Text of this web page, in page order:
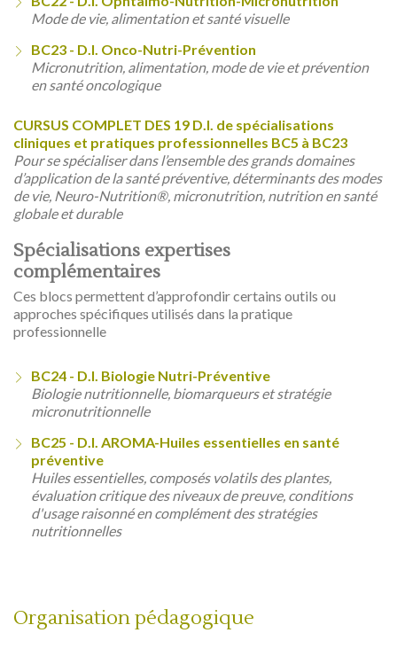
Mode de vie, alimentation et santé visuelle
BC23 - D.I. Onco-Nutri-Prévention
Micronutrition, alimentation, mode de vie et prévention
en santé oncologique
CURSUS COMPLET DES 19 D.I. de spécialisations
cliniques et pratiques professionnelles BC5 à BC23
Pour se spécialiser dans l’ensemble des grands domaines
d’application de la santé préventive, déterminants des modes
de vie, Neuro-Nutrition®, micronutrition, nutrition en santé
globale et durable
Spécialisations expertises
complémentaires
Ces blocs permettent d’approfondir certains outils ou
approches spécifiques utilisés dans la pratique
professionnelle
BC24 - D.I. Biologie Nutri-Préventive
Biologie nutritionnelle, biomarqueurs et stratégie
micronutritionnelle
BC25 - D.I. AROMA-Huiles essentielles en santé
préventive
Huiles essentielles, composés volatils des plantes,
évaluation critique des niveaux de preuve, conditions
d'usage raisonné en complément des stratégies
nutritionnelles
Organisation pédagogique